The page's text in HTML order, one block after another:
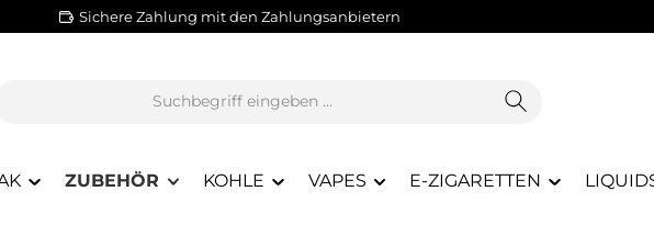
Sichere Zahlung mit den Zahlungsanbietern
ZUBEHÖR KOHLE VAPES E-ZIGARETTEN